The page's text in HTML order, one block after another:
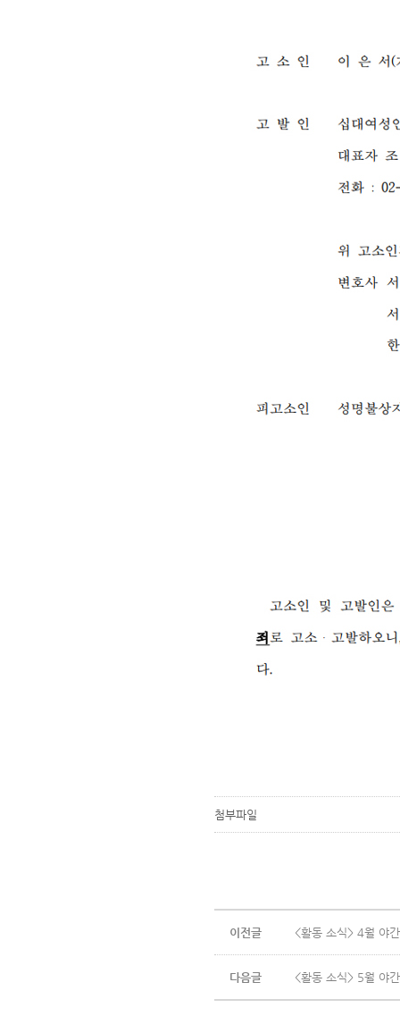
첨부파일
이전글 <활동 소식> 4월 야
다음글 <활동 소식> 5월 야